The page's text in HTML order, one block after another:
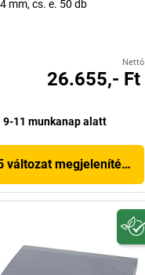
mm, cs. e. 50 db
Nettó
26.655,- Ft
9-11 munkanap alatt
változat megjelenítése